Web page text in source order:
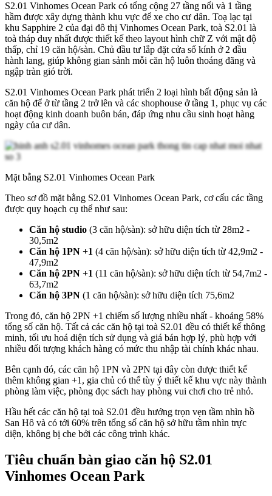
S2.01 Vinhomes Ocean Park có tổng cộng 27 tầng nổi và 1 tầng
hầm được xây dựng thành khu vực để xe cho cư dân. Toạ lạc tại
khu Sapphire 2 của đại đô thị Vinhomes Ocean Park, toà S2.01 là
toà tháp duy nhất được thiết kế theo layout hình chữ Z với mật độ
thấp, chỉ 19 căn hộ/sàn. Chủ đầu tư lắp đặt cửa sổ kính ở 2 đầu
hành lang, giúp không gian sảnh mỗi căn hộ luôn thoáng đãng và
ngập tràn gió trời.
S2.01 Vinhomes Ocean Park phát triển 2 loại hình bất động sản là
căn hộ để ở từ tầng 2 trở lên và các shophouse ở tầng 1, phục vụ các
hoạt động kinh doanh buôn bán, đáp ứng nhu cầu sinh hoạt hàng
ngày của cư dân.
Mặt bằng S2.01 Vinhomes Ocean Park
Theo sơ đồ mặt bằng S2.01 Vinhomes Ocean Park, cơ cấu các tầng
được quy hoạch cụ thể như sau:
Căn hộ studio (3 căn hộ/sàn): sở hữu diện tích từ 28m2 -
30,5m2
Căn hộ 1PN +1 (4 căn hộ/sàn): sở hữu diện tích từ 42,9m2 -
47,9m2
Căn hộ 2PN +1 (11 căn hộ/sàn): sở hữu diện tích từ 54,7m2 -
63,7m2
Căn hộ 3PN (1 căn hộ/sàn): sở hữu diện tích 75,6m2
Trong đó, căn hộ 2PN +1 chiếm số lượng nhiều nhất - khoảng 58%
tổng số căn hộ. Tất cả các căn hộ tại toà S2.01 đều có thiết kế thông
minh, tối ưu hoá diện tích sử dụng và giá bán hợp lý, phù hợp với
nhiều đối tượng khách hàng có mức thu nhập tài chính khác nhau.
Bên cạnh đó, các căn hộ 1PN và 2PN tại đây còn được thiết kế
thêm không gian +1, gia chủ có thể tùy ý thiết kế khu vực này thành
phòng làm việc, phòng đọc sách hay phòng vui chơi cho trẻ nhỏ.
Hầu hết các căn hộ tại toà S2.01 đều hướng trọn vẹn tầm nhìn hồ
San Hô và có tới 60% trên tổng số căn hộ sở hữu tầm nhìn trực
diện, không bị che bởi các công trình khác.
Tiêu chuẩn bàn giao căn hộ S2.01
Vinhomes Ocean Park